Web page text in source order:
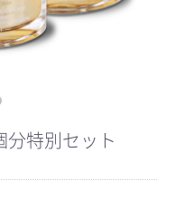
分特別セット